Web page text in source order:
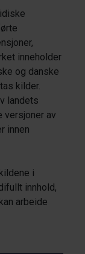
inneholder
og danske
kilder.
landets
versjoner av
innen
i
innhold,
arbeide